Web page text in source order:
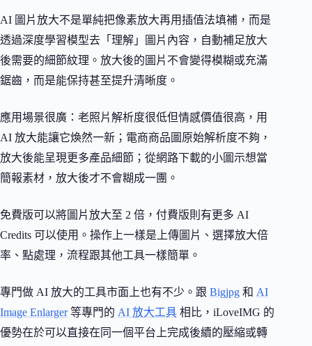
AI 圖片放大不是單純把像素放大再用插值法填補，而是
透過深度學習模型去「理解」圖片內容，自動補足放大
後需要的細節紋理。放大後的圖片不會變得模糊或充滿
鋸齒，而是能保持甚至提升清晰度。
應用場景很廣：老照片解析度很低但情感價值很高，用
AI 放大能讓它煥然一新；電商商品圖原始解析度不夠，
放大後能呈現更多產品細節；從網路下載的小圖示想當
簡報素材，放大後才不會糊成一團。
免費版可以將圖片放大至 2 倍，付費版則有更多 AI
Credits 可以使用。操作上一樣是上傳圖片、選擇放大倍
率、點處理，流程跟其他工具一樣簡單。
專門做 AI 放大的工具市面上也有不少。跟 Bigjpg 和 AI
Image Enlarger等專門的 AI 放大工具 相比，iLoveIMG 的
優勢在於可以直接在同一個平台上完成後續的壓縮或轉